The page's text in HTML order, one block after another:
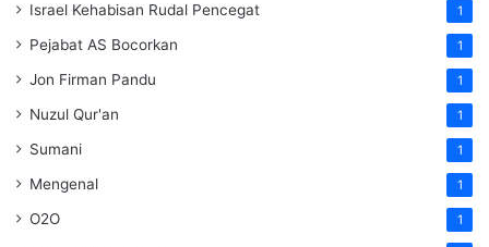
Israel Kehabisan Rudal Pencegat 1
Pejabat AS Bocorkan 1
Jon Firman Pandu 1
Nuzul Qur'an 1
Sumani 1
Mengenal 1
O2O 1